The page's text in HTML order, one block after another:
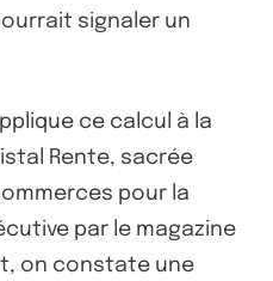
signaler un
ce calcul à la
Rente, sacrée
pour la
par le magazine
on constate une